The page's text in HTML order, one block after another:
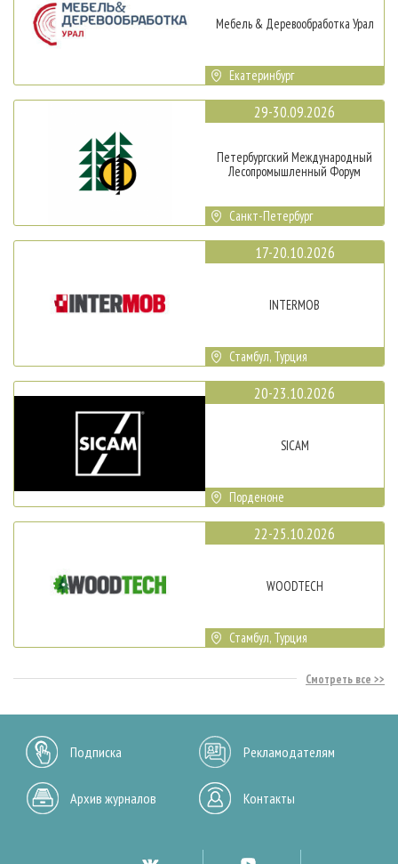
Мебель & Деревообработка Урал
Екатеринбург
29-30.09.2026
Петербургский Международный
Лесопромышленный Форум
Санкт-Петербург
17-20.10.2026
INTERMOB
Стамбул, Турция
20-23.10.2026
SICAM
Порденоне
22-25.10.2026
WOODTECH
Стамбул, Турция
Смотреть все
Подписка Рекламодателям
Архив журналов Контакты